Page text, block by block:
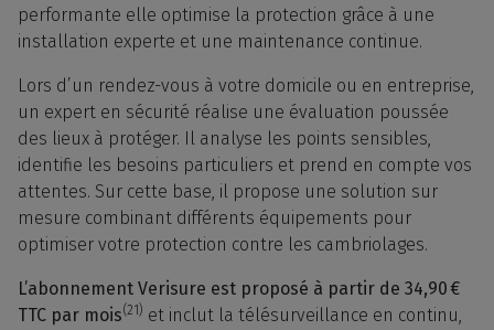
performante elle optimise la protection grâce à une
installation experte et une maintenance continue.
Lors d’un rendez-vous à votre domicile ou en entreprise,
un expert en sécurité réalise une évaluation poussée
des lieux à protéger. Il analyse les points sensibles,
identifie les besoins particuliers et prend en compte vos
attentes. Sur cette base, il propose une solution sur
mesure combinant différents équipements pour
optimiser votre protection contre les cambriolages.
L’abonnement Verisure est proposé à partir de 34,90 €
TTC par mois(21) et inclut la télésurveillance en continu,